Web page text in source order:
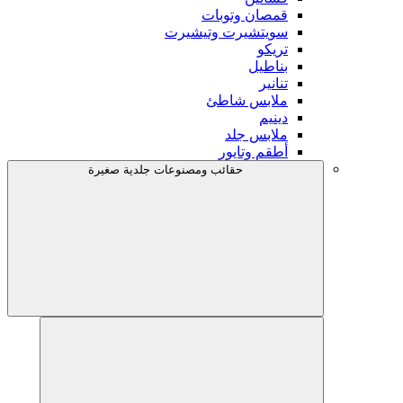
قمصان وتوبات
سويتشيرت وتيشيرت
تريكو
بناطيل
تنانير
ملابس شاطئ
دينيم
ملابس جلد
أطقم وتايور
حقائب ومصنوعات جلدية صغيرة